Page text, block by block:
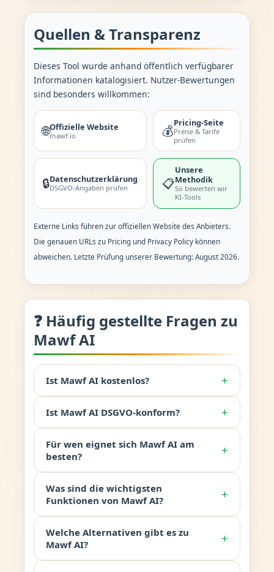
Quellen & Transparenz
Dieses Tool wurde anhand öffentlich verfügbarer
Informationen katalogisiert. Nutzer-Bewertungen
sind besonders willkommen:
🌐Offizielle Website
mawf.io 💰
Pricing-Seite
Preise & Tarife
prüfen
🔒Datenschutzerklärung
DSGVO-Angaben prüfen 📋
Unsere
Methodik
So bewerten wir
KI-Tools
Externe Links führen zur offiziellen Website des Anbieters.
Die genauen URLs zu Pricing und Privacy Policy können
abweichen. Letzte Prüfung unserer Bewertung: August 2026.
❓ Häufig gestellte Fragen zu
Mawf AI
Ist Mawf AI kostenlos? +
Ist Mawf AI DSGVO-konform? +
Für wen eignet sich Mawf AI am
besten?
+
Was sind die wichtigsten
Funktionen von Mawf AI?
+
Welche Alternativen gibt es zu
Mawf AI?
+